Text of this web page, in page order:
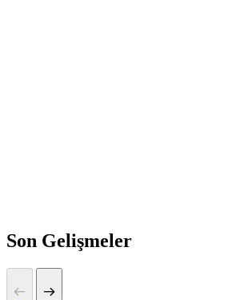
Son Gelişmeler